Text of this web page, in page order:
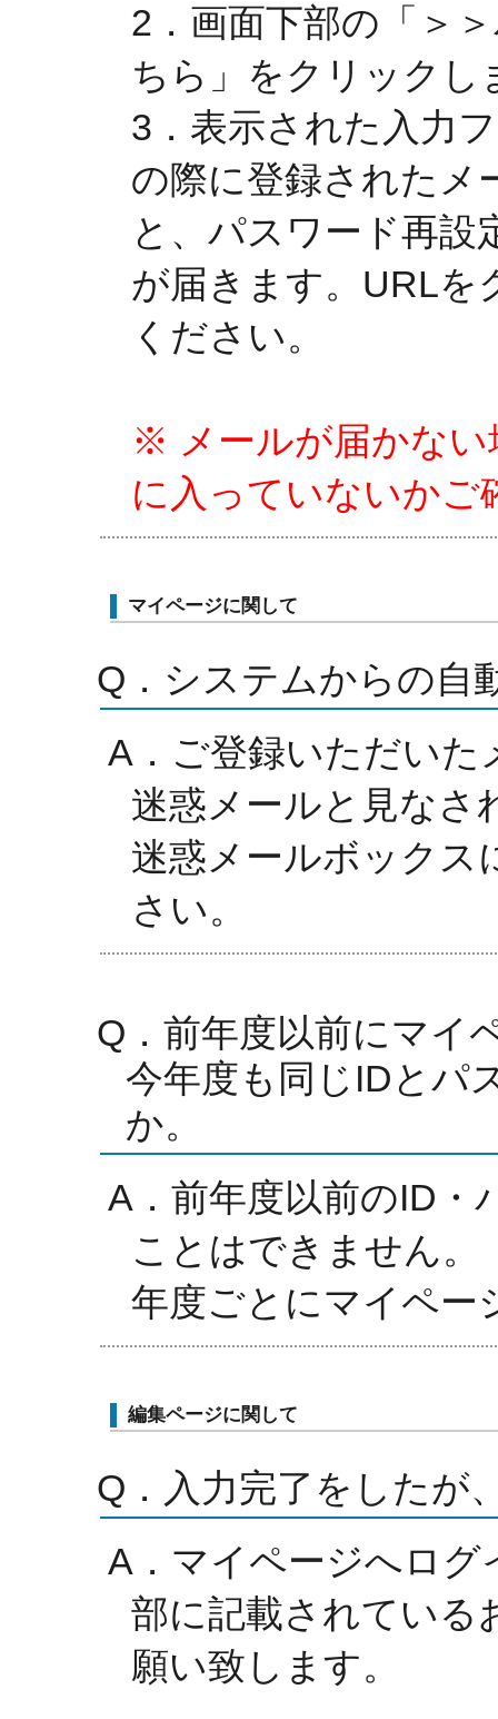
2．画面下部の「＞
ちら」をクリックし
3．表示された入力
の際に登録されたメ
と、パスワード再設
が届きます。URLを
ください。
※ メールが届かない
に入っていないかご
マイページに関して
Q．システムからの自
A．ご登録いただいた
迷惑メールと見なさ
迷惑メールボックス
さい。
Q．前年度以前にマイ
今年度も同じIDとパ
か。
A．前年度以前のID・
ことはできません。
年度ごとにマイペー
編集ページに関して
Q．入力完了をしたが
A．マイページへログ
部に記載されている
願い致します。